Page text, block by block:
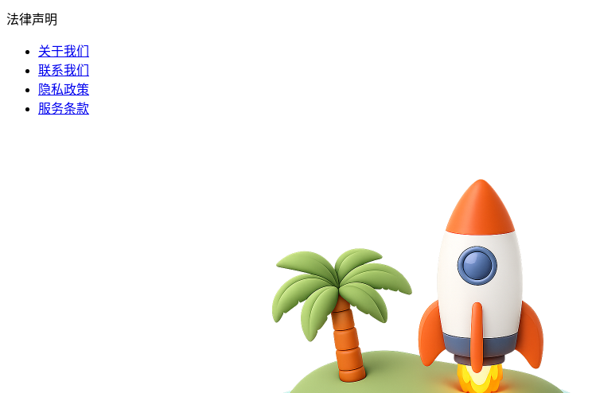
法律声明
关于我们
联系我们
隐私政策
服务条款